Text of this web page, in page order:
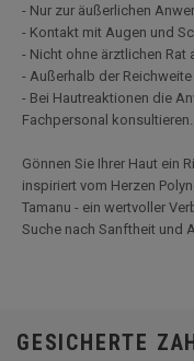
- Nur zur äußerlichen
- Kontakt mit Augen und
- Nicht ohne ärztlichen Rat
- Außerhalb der
- Bei Hautreaktionen die
Fachpersonal konsultieren.
Gönnen Sie Ihrer Haut ein
inspiriert vom Herzen
Tamanu - ein wertvoller
Suche nach Sanftheit und
GESICHERTE